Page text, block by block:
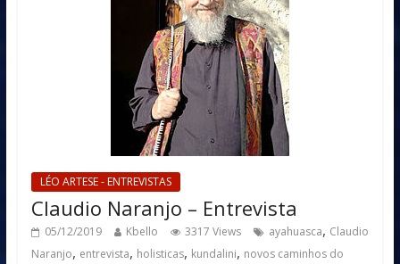
LÉO ARTESE - ENTREVISTAS
Claudio Naranjo – Entrevista
05/12/2019 Kbello 3317 Views ayahuasca, Claudio
Naranjo, entrevista, holisticas, kundalini, novos caminhos do